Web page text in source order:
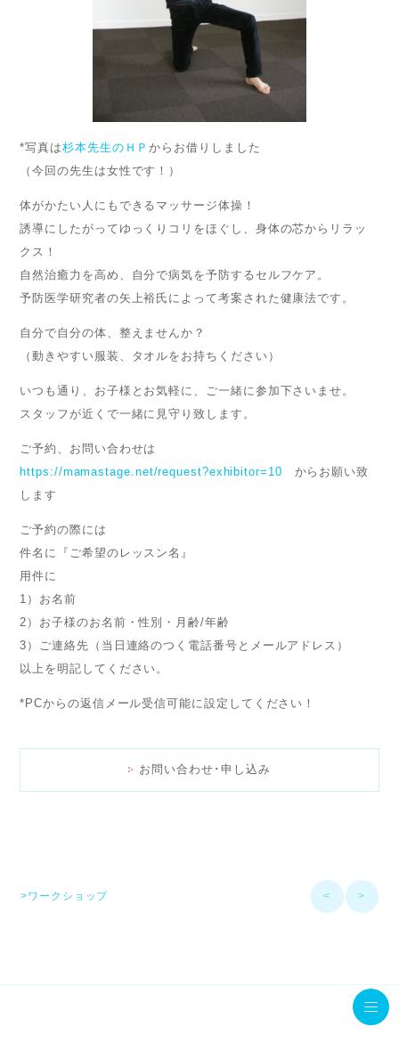
*写真は杉本先生のＨＰからお借りしました
（今回の先生は女性です！）
体がかたい人にもできるマッサージ体操！
誘導にしたがってゆっくりコリをほぐし、身体の芯からリラッ
クス！
自然治癒力を高め、自分で病気を予防するセルフケア。
予防医学研究者の矢上裕氏によって考案された健康法です。
自分で自分の体、整えませんか？
（動きやすい服装、タオルをお持ちください）
いつも通り、お子様とお気軽に、ご一緒に参加下さいませ。
スタッフが近くで一緒に見守り致します。
ご予約、お問い合わせは
https://mamastage.net/request?exhibitor=10 からお願い致
します
ご予約の際には
件名に『ご希望のレッスン名』
用件に
1）お名前
2）お子様のお名前・性別・月齢/年齢
3）ご連絡先（当日連絡のつく電話番号とメールアドレス）
以上を明記してください。
*PCからの返信メール受信可能に設定してください！
お問い合わせ･申し込み
>ワークショップ < >